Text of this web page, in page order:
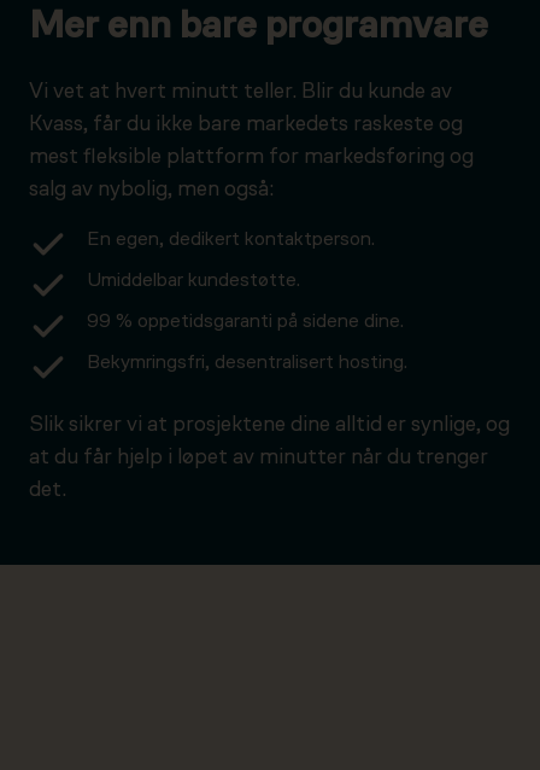
Mer enn bare programvare
Vi vet at hvert minutt teller. Blir du kunde av
Kvass, får du ikke bare markedets raskeste og
mest fleksible plattform for markedsføring og
salg av nybolig, men også:
En egen, dedikert kontaktperson.
Umiddelbar kundestøtte.
99 % oppetidsgaranti på sidene dine.
Bekymringsfri, desentralisert hosting.
Slik sikrer vi at prosjektene dine alltid er synlige, og
at du får hjelp i løpet av minutter når du trenger
det.